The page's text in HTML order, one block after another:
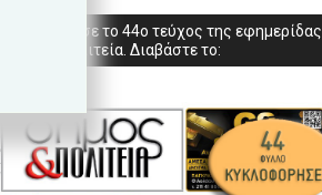
Κυκλοφόρησε το 44ο τεύχος της εφημερίδας
Δήμος & Πολιτεία. Διαβάστε το: